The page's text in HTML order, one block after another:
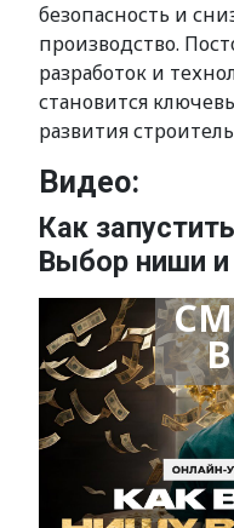
безопасность и
производство.
разработок и
становится
развития
Видео:
Как
Выбор ниши